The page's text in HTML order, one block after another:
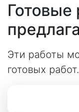
Готовые
Эти работы
готовых работ.